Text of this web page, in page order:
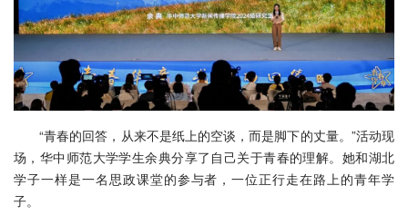
“青春的回答，从来不是纸上的空谈，而是脚下的丈量。”活动现
场，华中师范大学学生余典分享了自己关于青春的理解。她和湖北
学子一样是一名思政课堂的参与者，一位正行走在路上的青年学
子。